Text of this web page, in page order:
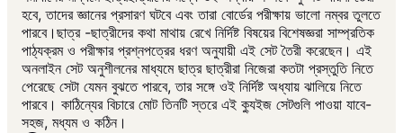
হবে, তাদের জ্ঞানের প্রসারণ ঘটবে এবং তারা বোর্ডের পরীক্ষায় ভালো নম্বর তুলতে
পারবে।ছাত্র -ছাত্রীদের কথা মাথায় রেখে নির্দিষ্ট বিষয়ের বিশেষজ্ঞরা সাম্প্রতিক
পাঠ্যক্রম ও পরীক্ষার প্রশ্নপত্রের ধরণ অনুযায়ী এই সেট তৈরী করেছেন। এই
অনলাইন সেট অনুশীলনের মাধ্যমে ছাত্র ছাত্রীরা নিজেরা কতটা প্রস্তুতি নিতে
পেরেছে সেটা যেমন বুঝতে পারবে, তার সঙ্গে ওই নির্দিষ্ট অধ্যায় ঝালিয়ে নিতে
পারবে। কাঠিন্যের বিচারে মোট তিনটি স্তরে এই ক্যুইজ সেটগুলি পাওয়া যাবে-
সহজ, মধ্যম ও কঠিন।